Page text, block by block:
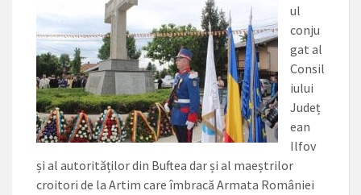
ul
conju
gat al
Consil
iului
Județ
ean
Ilfov
și al autorităților din Buftea dar și al maeștrilor
croitori de la Artim care îmbracă Armata României